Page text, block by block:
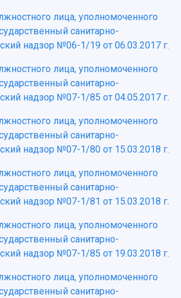
лица, уполномоченного
санитарно-
надзор №06-1/19 от 06.03.2017 г.
лица, уполномоченного
санитарно-
надзор №07-1/85 от 04.05.2017 г.
лица, уполномоченного
санитарно-
надзор №07-1/80 от 15.03.2018 г.
лица, уполномоченного
санитарно-
надзор №07-1/81 от 15.03.2018 г.
лица, уполномоченного
санитарно-
надзор №07-1/85 от 19.03.2018 г.
лица, уполномоченного
санитарно-